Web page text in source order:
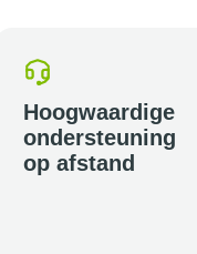
Hoogwaardige
ondersteuning
op afstand